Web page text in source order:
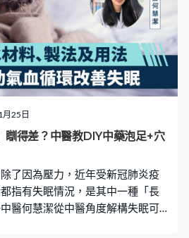
，有所謂秋收冬藏，其實是一個
律也是中醫養生的基礎。」李醫師
盛陽衰，這時，人體內亦同樣陰
較虛弱人士進補的最佳時機。」
補的關鍵是「食補」，即利用食物
而糾正人體陰陽的偏差，例如用
肉對補虛很有用，當然香港是禁
可代替）、水鴨、烏龜、水魚，
鴿、雞、魚……等，只要和溫補的
比其他
25日
瞓得差？中醫教DIY中藥泡足+穴
了因為壓力，近年受新冠肺炎疫
指有失眠情況，是其中一種「長
醫何慧潔從中醫角度解構失眠可